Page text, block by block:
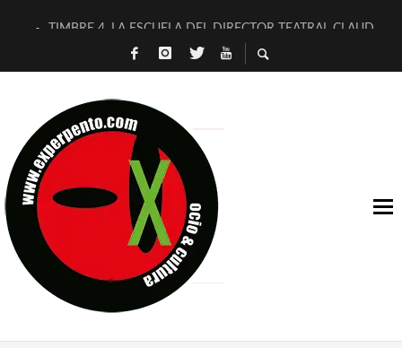
TIMBRE 4, LA ESCUELA DEL DIRECTOR TEATRAL CLAUDIO
30 AÑOS (NO ES NADA) DE LA KATARSIS DEL TOMATAZO
D’BALDOMEROS REINVENTAN [BITÁCORA 3.0] EN EXVITA
MARSHALL FLASH PRESENTA EN EXVITA [RELATIVA
JOFRE BARDAGÍ EN EXVITA INTERPRETANDO A SERRAT
YORCH PRESENTA [CURSO DE ARMONÍA PERSECUTORIA]
MAGALÍ SARE NOS EXPLICA [DESCASADA]
«NO TENGO PUTOS SUEÑOS»